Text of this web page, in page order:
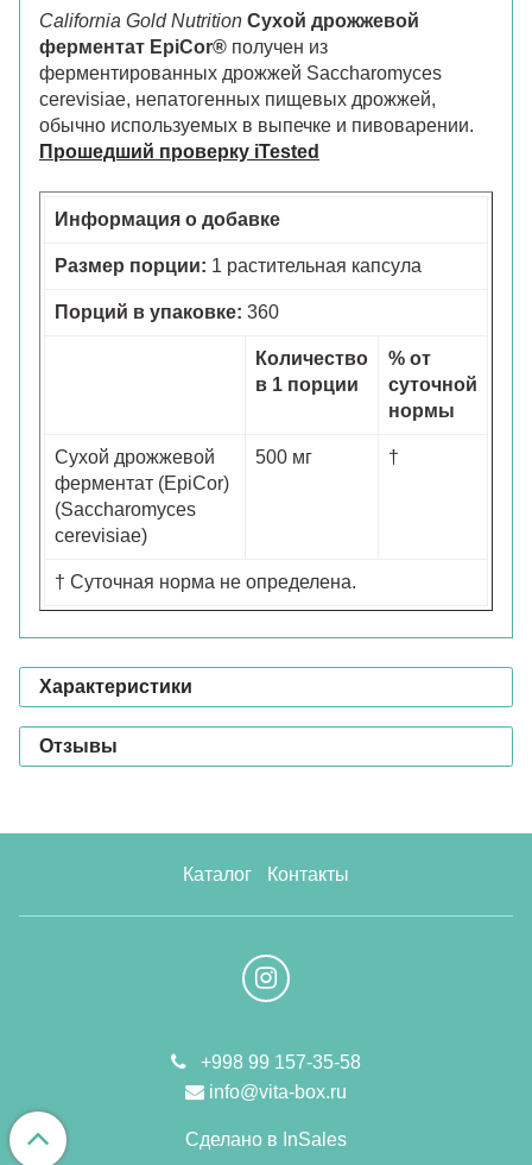
California Gold Nutrition Сухой дрожжевой
ферментат EpiCor® получен из
ферментированных дрожжей Saccharomyces
cerevisiae, непатогенных пищевых дрожжей,
обычно используемых в выпечке и пивоварении.
Прошедший проверку iTested
Информация о добавке
Размер порции: 1 растительная капсула
Порций в упаковке: 360
Количество
в 1 порции
% от
суточной
нормы
Сухой дрожжевой
ферментат (EpiCor)
(Saccharomyces
cerevisiae)
500 мг †
† Суточная норма не определена.
Характеристики
Отзывы
Каталог Контакты
+998 99 157-35-58
info@vita-box.ru
Сделано в InSales